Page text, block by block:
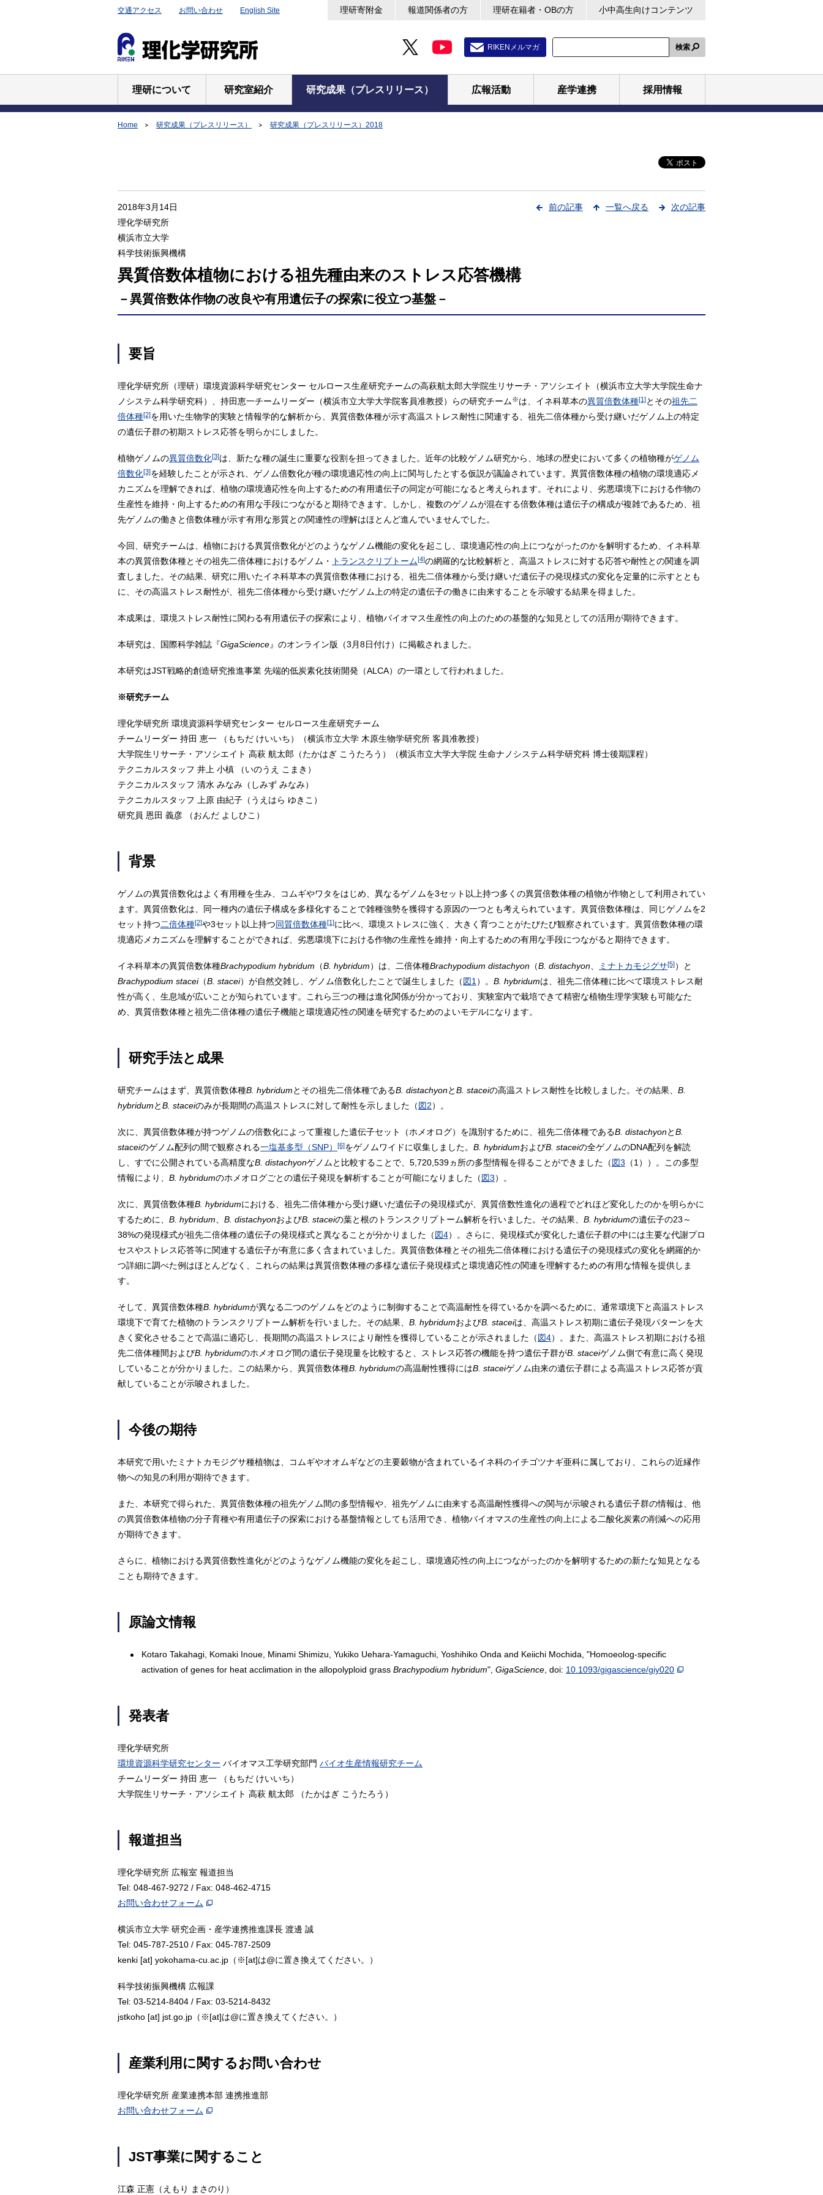
交通アクセス お問い合わせ English Site 理研寄附金 報道関係者の方 理研在籍者・OBの方 小中高生向けコンテンツ
RIKENメルマガ 検索
理研について 研究室紹介 研究成果（プレスリリース） 広報活動 産学連携 採用情報
Home 研究成果（プレスリリース） 研究成果（プレスリリース）2018
前の記事 一覧へ戻る 次の記事
2018年3月14日
理化学研究所
横浜市立大学
科学技術振興機構
異質倍数体植物における祖先種由来のストレス応答機構
－異質倍数体作物の改良や有用遺伝子の探索に役立つ基盤－
要旨
理化学研究所（理研）環境資源科学研究センター セルロース生産研究チームの高萩航太郎大学院生リサーチ・アソシエイト（横浜市立大学大学院生命ナ
ノシステム科学研究科）、持田恵一チームリーダー（横浜市立大学大学院客員准教授）らの研究チーム※は、イネ科草本の異質倍数体種[1]とその祖先二
倍体種[2]を用いた生物学的実験と情報学的な解析から、異質倍数体種が示す高温ストレス耐性に関連する、祖先二倍体種から受け継いだゲノム上の特定
の遺伝子群の初期ストレス応答を明らかにしました。
植物ゲノムの異質倍数化[3]は、新たな種の誕生に重要な役割を担ってきました。近年の比較ゲノム研究から、地球の歴史において多くの植物種がゲノム
倍数化[3]を経験したことが示され、ゲノム倍数化が種の環境適応性の向上に関与したとする仮説が議論されています。異質倍数体種の植物の環境適応メ
カニズムを理解できれば、植物の環境適応性を向上するための有用遺伝子の同定が可能になると考えられます。それにより、劣悪環境下における作物の
生産性を維持・向上するための有用な手段につながると期待できます。しかし、複数のゲノムが混在する倍数体種は遺伝子の構成が複雑であるため、祖
先ゲノムの働きと倍数体種が示す有用な形質との関連性の理解はほとんど進んでいませんでした。
今回、研究チームは、植物における異質倍数化がどのようなゲノム機能の変化を起こし、環境適応性の向上につながったのかを解明するため、イネ科草
本の異質倍数体種とその祖先二倍体種におけるゲノム・
トランスクリプトーム[4]の網羅的な比較解析と、高温ストレスに対する応答や耐性との関連を調
査しました。その結果、研究に用いたイネ科草本の異質倍数体種における、祖先二倍体種から受け継いだ遺伝子の発現様式の変化を定量的に示すととも
に、その高温ストレス耐性が、祖先二倍体種から受け継いだゲノム上の特定の遺伝子の働きに由来することを示唆する結果を得ました。
本成果は、環境ストレス耐性に関わる有用遺伝子の探索により、植物バイオマス生産性の向上のための基盤的な知見としての活用が期待できます。
本研究は、国際科学雑誌『GigaScience』のオンライン版（3月8日付け）に掲載されました。
本研究はJST戦略的創造研究推進事業 先端的低炭素化技術開発（ALCA）の一環として行われました。
※研究チーム
理化学研究所 環境資源科学研究センター セルロース生産研究チーム
チームリーダー 持田 恵一 （もちだ けいいち）（横浜市立大学 木原生物学研究所 客員准教授）
大学院生リサーチ・アソシエイト 高萩 航太郎（たかはぎ こうたろう）（横浜市立大学大学院 生命ナノシステム科学研究科 博士後期課程）
テクニカルスタッフ 井上 小槙 （いのうえ こまき）
テクニカルスタッフ 清水 みなみ（しみず みなみ）
テクニカルスタッフ 上原 由紀子（うえはら ゆきこ）
研究員 恩田 義彦 （おんだ よしひこ）
背景
ゲノムの異質倍数化はよく有用種を生み、コムギやワタをはじめ、異なるゲノムを3セット以上持つ多くの異質倍数体種の植物が作物として利用されてい
ます。異質倍数化は、同一種内の遺伝子構成を多様化することで雑種強勢を獲得する原因の一つとも考えられています。異質倍数体種は、同じゲノムを2
セット持つ二倍体種[2]や3セット以上持つ同質倍数体種[1]に比べ、環境ストレスに強く、大きく育つことがたびたび観察されています。異質倍数体種の環
境適応メカニズムを理解することができれば、劣悪環境下における作物の生産性を維持・向上するための有用な手段につながると期待できます。
イネ科草本の異質倍数体種Brachypodium hybridum （B. hybridum）は、二倍体種Brachypodium distachyon （B. distachyon ミナトカモジグサ[5]）と
Brachypodium stacei（B. stacei）が自然交雑し、ゲノム倍数化したことで誕生しました（図1 ）。 B. hybridumは、祖先二倍体種に比べて環境ストレス耐
性が高く、生息域が広いことが知られています。これら三つの種は進化関係が分かっており、実験室内で栽培できて精密な植物生理学実験も可能なた
め、異質倍数体種と祖先二倍体種の遺伝子機能と環境適応性の関連を研究するためのよいモデルになります。
研究手法と成果
研究チームはまず、異質倍数体種B. hybridumとその祖先二倍体種であるB. distachyonとB. staceiの高温ストレス耐性を比較しました。その結果、 B.
hybridumとB. staceiのみが長期間の高温ストレスに対して耐性を示しました（図2）。
次に、異質倍数体種が持つゲノムの倍数化によって重複した遺伝子セット（ホメオログ）を識別するために、祖先二倍体種であるB. distachyonとB.
staceiのゲノム配列の間で観察される一塩基多型（SNP） [6]をゲノムワイドに収集しました。 B. hybridumおよびB. staceiの全ゲノムのDNA配列を解読
し、すでに公開されている高精度なB. distachyonゲノムと比較することで、5,720,539ヵ所の多型情報を得ることができました（図3 （1））。この多型
情報により、 B. hybridumのホメオログごとの遺伝子発現を解析することが可能になりました（図3）。
次に、異質倍数体種B. hybridumにおける、祖先二倍体種から受け継いだ遺伝子の発現様式が、異質倍数性進化の過程でどれほど変化したのかを明らかに
するために、 B. hybridum B. distachyonおよびB. staceiの葉と根のトランスクリプトーム解析を行いました。その結果、 B. hybridumの遺伝子の23～
38%の発現様式が祖先二倍体種の遺伝子の発現様式と異なることが分かりました（図4）。さらに、発現様式が変化した遺伝子群の中には主要な代謝プロ
セスやストレス応答等に関連する遺伝子が有意に多く含まれていました。異質倍数体種とその祖先二倍体種における遺伝子の発現様式の変化を網羅的か
つ詳細に調べた例はほとんどなく、これらの結果は異質倍数体種の多様な遺伝子発現様式と環境適応性の関連を理解するための有用な情報を提供しま
す。
そして、異質倍数体種B. hybridumが異なる二つのゲノムをどのように制御することで高温耐性を得ているかを調べるために、通常環境下と高温ストレス
環境下で育てた植物のトランスクリプトーム解析を行いました。その結果、 B. hybridumおよびB. staceiは、高温ストレス初期に遺伝子発現パターンを大
きく変化させることで高温に適応し、長期間の高温ストレスにより耐性を獲得していることが示されました（図4）。また、高温ストレス初期における祖
先二倍体種間およびB. hybridumのホメオログ間の遺伝子発現量を比較すると、ストレス応答の機能を持つ遺伝子群がB. staceiゲノム側で有意に高く発現
していることが分かりました。この結果から、異質倍数体種B. hybridumの高温耐性獲得にはB. staceiゲノム由来の遺伝子群による高温ストレス応答が貢
献していることが示唆されました。
今後の期待
本研究で用いたミナトカモジグサ種植物は、コムギやオオムギなどの主要穀物が含まれているイネ科のイチゴツナギ亜科に属しており、これらの近縁作
物への知見の利用が期待できます。
また、本研究で得られた、異質倍数体種の祖先ゲノム間の多型情報や、祖先ゲノムに由来する高温耐性獲得への関与が示唆される遺伝子群の情報は、他
の異質倍数体植物の分子育種や有用遺伝子の探索における基盤情報としても活用でき、植物バイオマスの生産性の向上による二酸化炭素の削減への応用
が期待できます。
さらに、植物における異質倍数性進化がどのようなゲノム機能の変化を起こし、環境適応性の向上につながったのかを解明するための新たな知見となる
ことも期待できます。
原論文情報
Kotaro Takahagi, Komaki Inoue, Minami Shimizu, Yukiko Uehara-Yamaguchi, Yoshihiko Onda and Keiichi Mochida, "Homoeolog-specific
activation of genes for heat acclimation in the allopolyploid grassBrachypodium hybridum",GigaScience , doi: 10.1093/gigascience/giy020
発表者
理化学研究所
環境資源科学研究センター バイオマス工学研究部門 バイオ生産情報研究チーム
チームリーダー 持田 恵一 （もちだ けいいち）
大学院生リサーチ・アソシエイト 高萩 航太郎 （たかはぎ こうたろう）
報道担当
理化学研究所 広報室 報道担当
Tel: 048-467-9272 / Fax: 048-462-4715
お問い合わせフォーム
横浜市立大学 研究企画・産学連携推進課長 渡邊 誠
Tel: 045-787-2510 / Fax: 045-787-2509
kenki [at] yokohama-cu.ac.jp（※[at]は@に置き換えてください。）
科学技術振興機構 広報課
Tel: 03-5214-8404 / Fax: 03-5214-8432
jstkoho [at] jst.go.jp（※[at]は@に置き換えてください。）
産業利用に関するお問い合わせ
理化学研究所 産業連携本部 連携推進部
お問い合わせフォーム
JST事業に関すること
江森 正憲（えもり まさのり）